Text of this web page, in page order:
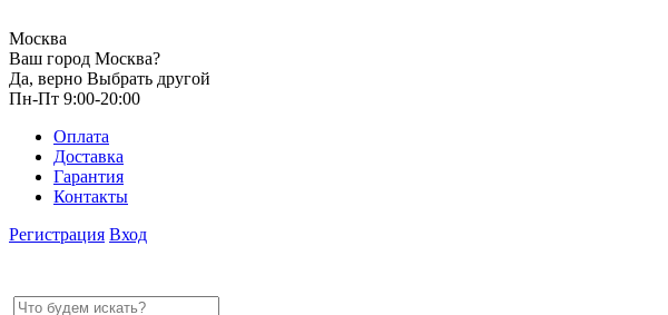
Москва
Ваш город Москва?
Да, верно Выбрать другой
Пн-Пт 9:00-20:00
Оплата
Доставка
Гарантия
Контакты
Регистрация Вход